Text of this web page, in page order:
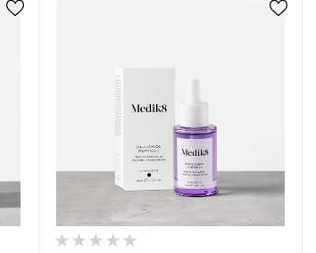
★
★ ★
★ ★
★ ★
★ ★
★